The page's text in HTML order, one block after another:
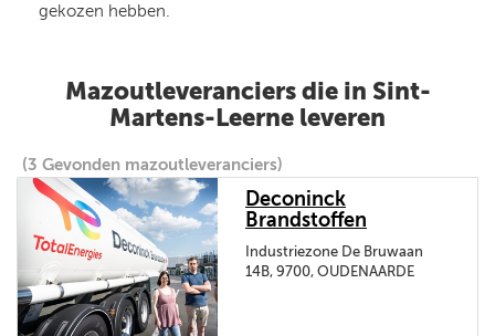
gekozen hebben.
Mazoutleveranciers die in Sint-
Martens-Leerne leveren
(3 Gevonden mazoutleveranciers)
Deconinck
Brandstoffen
Industriezone De Bruwaan
14B, 9700, OUDENAARDE